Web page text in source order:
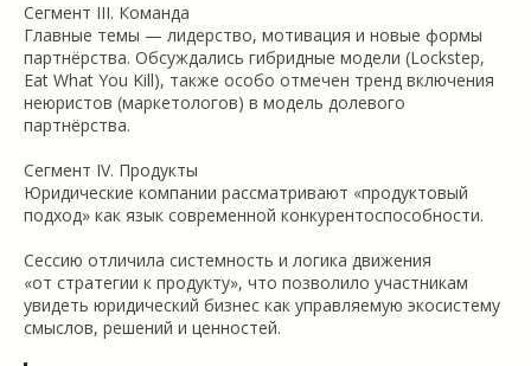
Сегмент III. Команда
Главные темы — лидерство, мотивация и новые формы
партнёрства. Обсуждались гибридные модели (Lockstep,
Eat What You Kill), также особо отмечен тренд включения
неюристов (маркетологов) в модель долевого
партнёрства.
Сегмент IV. Продукты
Юридические компании рассматривают «продуктовый
подход» как язык современной конкурентоспособности.
Сессию отличила системность и логика движения
«от стратегии к продукту», что позволило участникам
увидеть юридический бизнес как управляемую экосистему
смыслов, решений и ценностей.